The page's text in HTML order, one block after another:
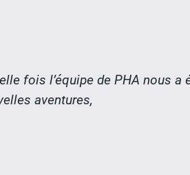
fois l’équipe de PHA nous a
aventures,